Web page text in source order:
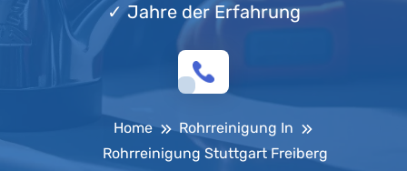
✓Jahre der Erfahrung
Home
Rohrreinigung In
Rohrreinigung Stuttgart Freiberg